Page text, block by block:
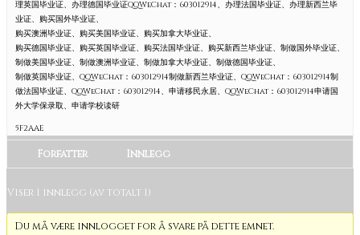
理英国毕业证、办理德国毕业证QQWeChat：603012914、办理法国毕业证、办理新西兰毕
业证、购买国外毕业证、
购买澳洲毕业证、购买美国毕业证、购买加拿大毕业证、
购买德国毕业证、购买英国毕业证、购买法国毕业证、购买新西兰毕业证、制做国外毕业证、
制做美国毕业证、制做澳洲毕业证、制做加拿大毕业证、制做德国毕业证、
制做英国毕业证、QQWeChat：603012914制做新西兰毕业证、QQWeChat：603012914制
做法国毕业证、QQWeChat：603012914、申请移民永居、QQWeChat：603012914申请国
外大学保录取、申请学校读研
5F2AAE
Forfatter Innlegg
Viser 1 innlegg (av totalt 1)
Du må være innlogget for å svare på dette emnet.